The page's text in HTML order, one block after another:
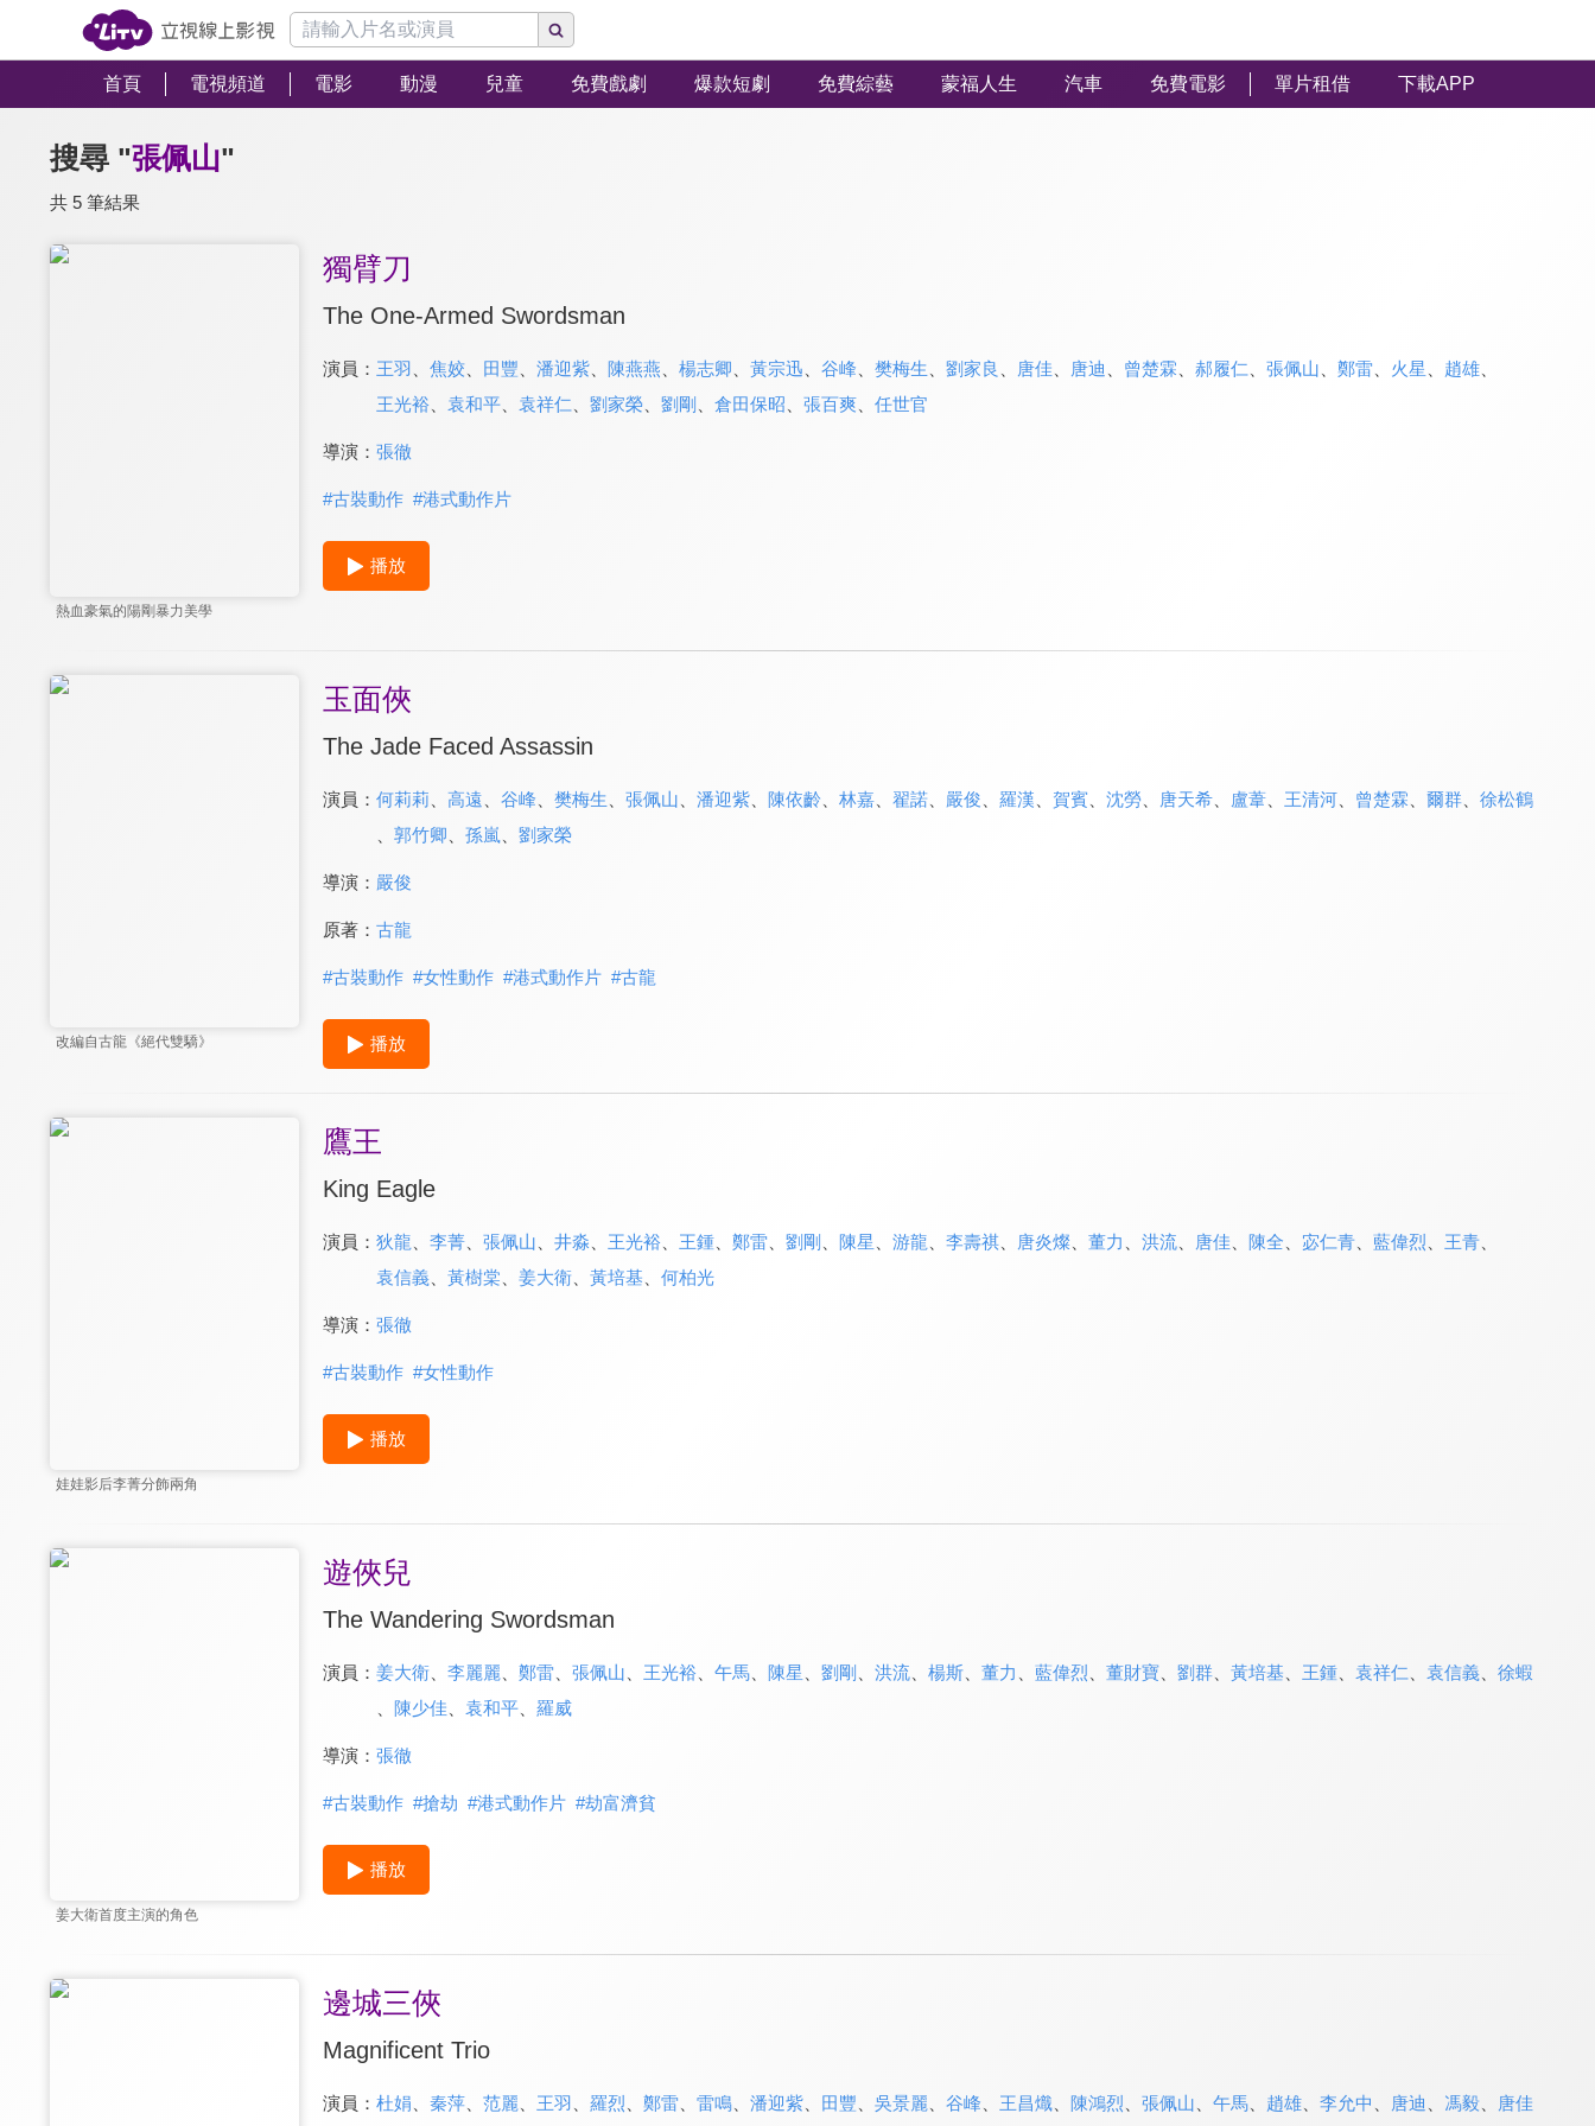
首頁 電視頻道 電影 動漫 兒童 免費戲劇 爆款短劇 免費綜藝 蒙福人生 汽車 免費電影 單片租借 下載APP
搜尋 "張佩山"
共 5 筆結果
熱血豪氣的陽剛暴力美學
獨臂刀
The One-Armed Swordsman
演員： 王羽 焦姣、 田豐 潘迎紫、 陳燕燕 楊志卿 黃宗迅 谷峰 樊梅生 劉家良 唐佳 唐迪 曾楚霖 郝履仁 張佩山 鄭雷、 火星 趙雄、
王光裕、 袁和平、 袁祥仁 劉家榮、 劉剛 倉田保昭 張百爽、 任世官
導演： 張徹
#古裝動作 #港式動作片
播放
改編自古龍《絕代雙驕》
玉面俠
The Jade Faced Assassin
演員： 何莉莉 高遠 谷峰 樊梅生 張佩山 潘迎紫、 陳依齡、 林嘉、 翟諾、 嚴俊 羅漢 賀賓、 沈勞、 唐天希、 盧葦、 王清河、 曾楚霖 爾群、 徐松鶴
郭竹卿 孫嵐 劉家榮
導演： 嚴俊
原著： 古龍
#古裝動作 #女性動作 #港式動作片 #古龍
播放
娃娃影后李菁分飾兩角
鷹王
King Eagle
演員： 狄龍 李菁、 張佩山 井淼 王光裕、 王鍾、 鄭雷、 劉剛 陳星 游龍 李壽祺、 唐炎燦、 董力 洪流、 唐佳 陳全 宓仁青、 藍偉烈 王青、
袁信義、 黃樹棠 姜大衛、 黃培基 何柏光
導演： 張徹
#古裝動作 #女性動作
播放
姜大衛首度主演的角色
遊俠兒
The Wandering Swordsman
演員： 姜大衛、 李麗麗 鄭雷、 張佩山 王光裕、 午馬、 陳星 劉剛 洪流、 楊斯、 董力 藍偉烈 董財寶、 劉群、 黃培基 王鍾、 袁祥仁 袁信義、 徐蝦
陳少佳 袁和平、 羅威
導演： 張徹
#古裝動作 #搶劫 #港式動作片 #劫富濟貧
播放
邊城三俠
Magnificent Trio
演員： 杜娟 秦萍、 范麗 王羽 羅烈 鄭雷、 雷鳴、 潘迎紫、 田豐 吳景麗 谷峰 王昌熾、 陳鴻烈 張佩山 午馬、 趙雄、 李允中 唐迪 馮毅、 唐佳